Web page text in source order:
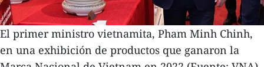
El primer ministro vietnamita, Pham Minh Chinh,
en una exhibición de productos que ganaron la